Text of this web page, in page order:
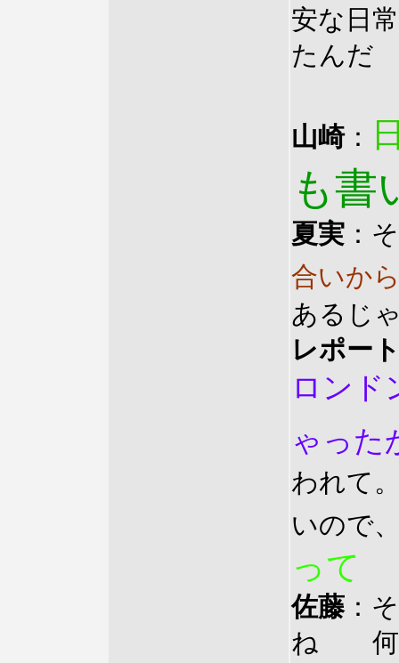
安な日
たんだ
山崎：
も書
夏実 ：
合いか
あるじ
レポー
ロンド
ゃった
われて
いので
って
佐藤：
ね 何